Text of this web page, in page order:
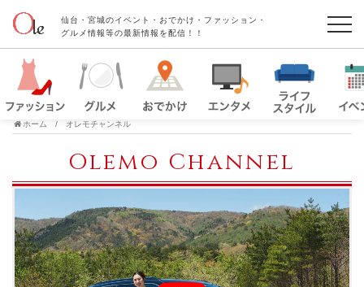
仙台・宮城のイベント・おでかけ・ファッション・
グルメ情報等の最新情報を配信！！
ホーム オレモチャンネル
Olemo Channel